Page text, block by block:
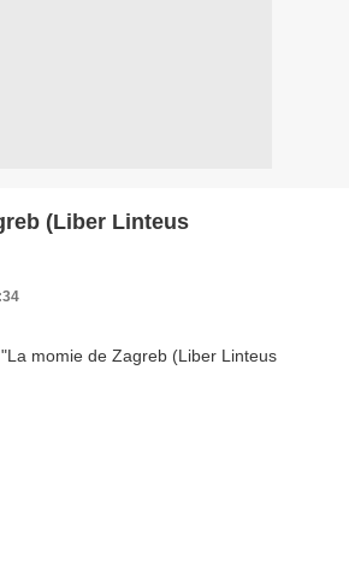
(Liber Linteus